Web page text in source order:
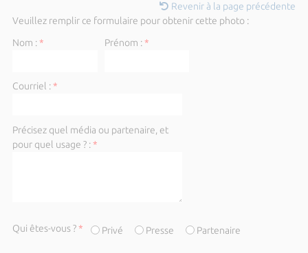
Revenir à la page précédente
Veuillez remplir ce formulaire pour obtenir cette photo :
Nom :* Prénom :*
Courriel :*
Précisez quel média ou partenaire, et
pour quel usage ? :*
Qui êtes-vous ?* Privé Presse Partenaire